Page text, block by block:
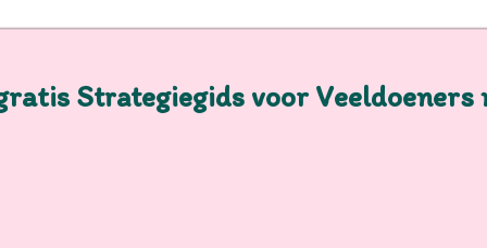
Strategiegids voor Veeldoeners